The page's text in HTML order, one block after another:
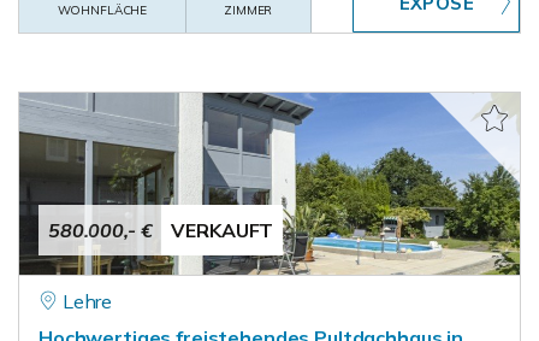
WOHNFLÄCHE
ZIMMER
580.000,- € VERKAUFT
Lehre